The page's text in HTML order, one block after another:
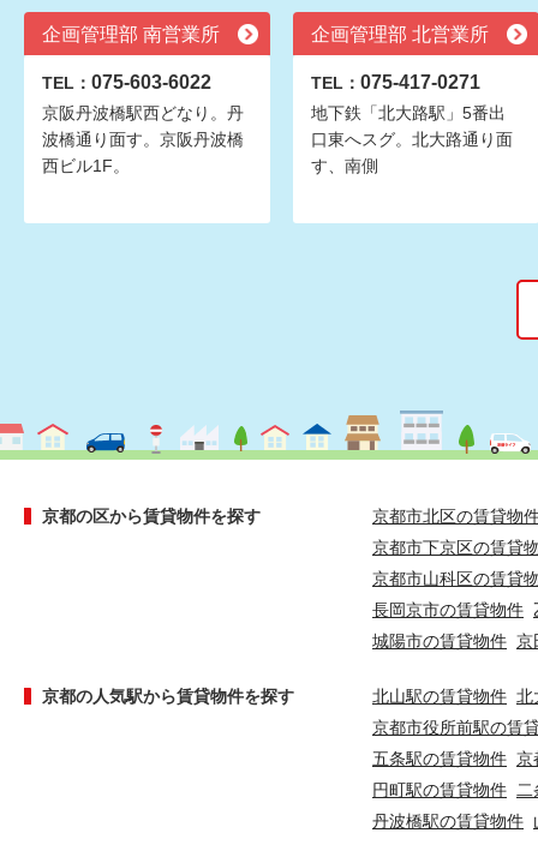
企画管理部 南営業所
TEL： 075-603-6022
京阪丹波橋駅西どなり。丹
波橋通り面す。京阪丹波橋
西ビル1F。
企画管理部 北営業所
TEL： 075-417-0271
地下鉄「北大路駅」5番出
口東へスグ。北大路通り面
す、南側
京都の区から賃貸物件を探す
京都市北区の賃貸物
京都市下京区の賃貸
京都市山科区の賃貸
長岡京市の賃貸物件
城陽市の賃貸物件 京
京都の人気駅から賃貸物件を探す 北山駅の賃貸物件 北
京都市役所前駅の賃
五条駅の賃貸物件 京
円町駅の賃貸物件
丹波橋駅の賃貸物件